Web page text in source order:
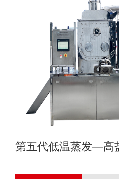
第五代低温蒸发—高